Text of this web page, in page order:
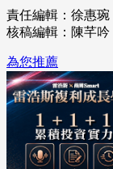
責任編輯：徐惠琬
核稿編輯：陳芊吟
為您推薦